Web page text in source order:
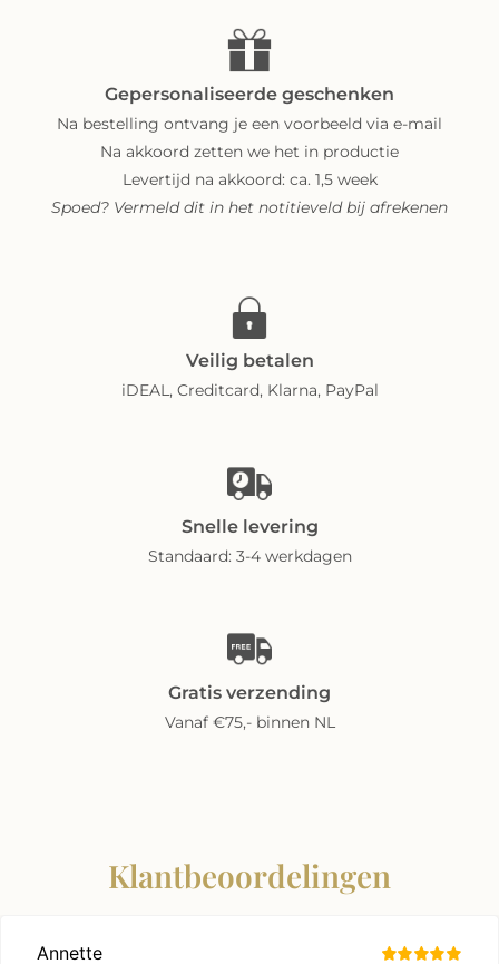
Gepersonaliseerde geschenken
Na bestelling ontvang je een voorbeeld via e-mail
Na akkoord zetten we het in productie
Levertijd na akkoord: ca. 1,5 week
Spoed? Vermeld dit in het notitieveld bij afrekenen
Veilig betalen
iDEAL, Creditcard, Klarna, PayPal
Snelle levering
Standaard: 3-4 werkdagen
Gratis verzending
Vanaf €75,- binnen NL
Klantbeoordelingen